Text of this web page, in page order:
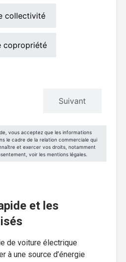
et les
de voiture électrique
à une source d’énergie